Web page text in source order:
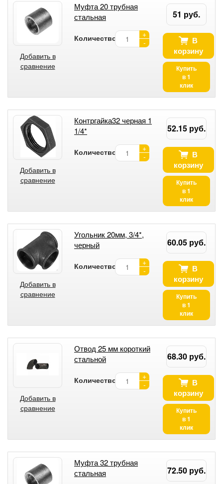
Добавить в
сравнение
Муфта 20 трубная
стальная
Количество:
+
-
51 руб.
В
корзину
Купить
в 1
клик
Добавить в
сравнение
Контргайка32 черная 1
1/4*
Количество:
+
-
52.15 руб.
В
корзину
Купить
в 1
клик
Добавить в
сравнение
Угольник 20мм, 3/4*,
черный
Количество:
+
-
60.05 руб.
В
корзину
Купить
в 1
клик
Добавить в
сравнение
Отвод 25 мм короткий
стальной
Количество:
+
-
68.30 руб.
В
корзину
Купить
в 1
клик
Муфта 32 трубная
стальная
72.50 руб.